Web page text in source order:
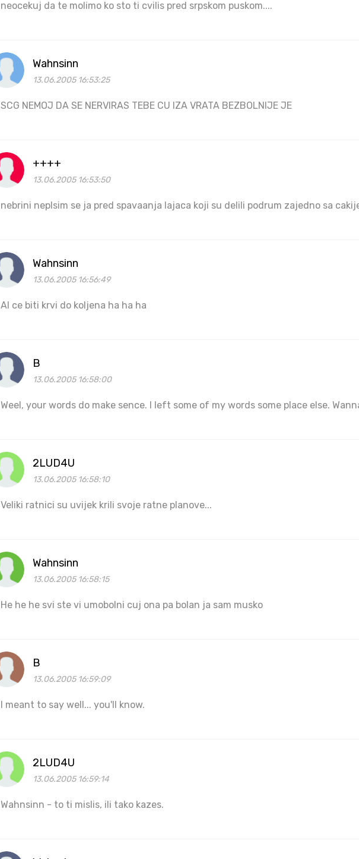
neocekuj da te molimo ko sto ti cvilis pred srpskom puskom....
Wahnsinn
13.06.2005 16:53:25
SCG NEMOJ DA SE NERVIRAS TEBE CU IZA VRATA BEZBOLNIJE JE
++++
13.06.2005 16:53:50
nebrini neplsim se ja pred spavaanja lajaca koji su delili podrum zajedno sa
Wahnsinn
13.06.2005 16:56:49
Al ce biti krvi do koljena ha ha ha
B
13.06.2005 16:58:00
Weel, your words do make sence. I left some of my words some place else.
2LUD4U
13.06.2005 16:58:10
Veliki ratnici su uvijek krili svoje ratne planove...
Wahnsinn
13.06.2005 16:58:15
He he he svi ste vi umobolni cuj ona pa bolan ja sam musko
B
13.06.2005 16:59:09
I meant to say well... you'll know.
2LUD4U
13.06.2005 16:59:14
Wahnsinn - to ti mislis, ili tako kazes.